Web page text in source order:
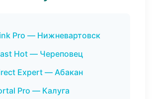
Pro — Нижневартовск
Hot — Череповец
Expert — Абакан
Pro — Калуга